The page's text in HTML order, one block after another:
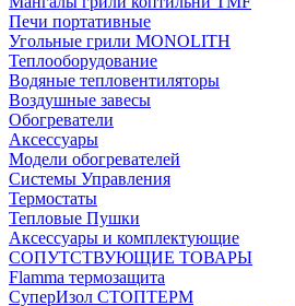
Печи портативные
Угольные грили MONOLITH
Теплооборудование
Водяные тепловентиляторы
Воздушные завесы
Обогреватели
Аксессуары
Модели обогревателей
Системы Управления
Термостаты
Тепловые Пушки
Аксессуары и комплектующие
СОПУТСТВУЮЩИЕ ТОВАРЫ
Flamma термозащита
СуперИзол СТОПТЕРМ